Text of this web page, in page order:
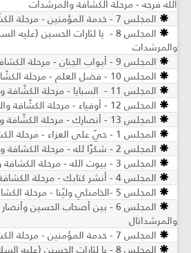
الله فرجه - مرحلة الكشّافة والمرشدات
المجلس 7 - خدمة المؤمنين - مرحلة الكشّافة والمرشدات
المجلس 8 - يا لثارات الحسين
والمرشدات
المجلس 9 - أبواب الجنان - مرحلة الكشافة والمرشدات
المجلس 10 - فضل العلم - مرحلة الكشّافة/المرشدات
المجلس 11 - السبايا - مرحلة الكشّافة والمرشدات
المجلس 12 - أوفياء - مرحلة الكشّافة والمرشدات
المجلس 13 - أنصارك - مرحلة الكشّافة والمرشدات
المجلس 1 - حيّ على العزاء - مرحلة الكشافة والمرشدات
المجلس 2 - شكرًا لله - مرحلة الكشافة والمرشدات
المجلس 3 - بيوت الله - مرحلة الكشافة والمرشدات
المجلس 4 - أنشر كتابك - مرحلة الكشافة والمرشدات
المجلس 5 -الخامنئي وليّنا - مرحلة الكشافة والمرشدات
المجلس 6 - بين أصحاب الحسين
والمرشداتال
المجلس 7 - خدمة المؤمنين - مرحلة الكشافة والمرشدات
المجلس 8 - يا لثارات الحسين